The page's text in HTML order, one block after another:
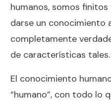
humanos, somos
darse un conocimiento
completamente
de características tales.
El conocimiento
“humano”, con todo lo